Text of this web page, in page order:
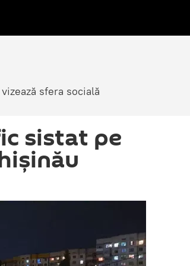
sfera socială
sistat pe